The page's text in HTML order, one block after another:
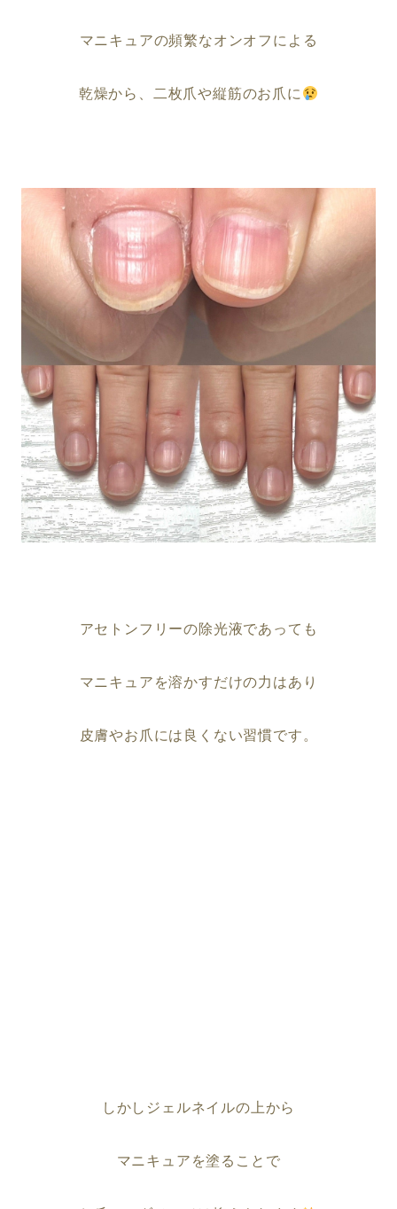
マニキュアの頻繁なオンオフによる
乾燥から、二枚爪や縦筋のお爪に
アセトンフリーの除光液であっても
マニキュアを溶かすだけの力はあり
皮膚やお爪には良くない習慣です。
しかしジェルネイルの上から
マニキュアを塗ることで